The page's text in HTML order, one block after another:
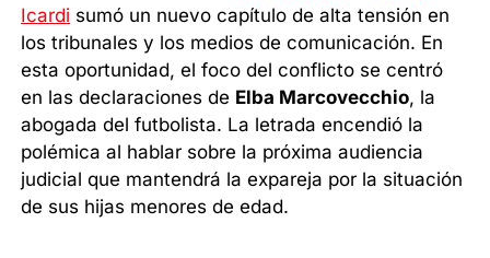
Icardi sumó un nuevo capítulo de alta tensión en
los tribunales y los medios de comunicación. En
esta oportunidad, el foco del conflicto se centró
en las declaraciones de Elba Marcovecchio, la
abogada del futbolista. La letrada encendió la
polémica al hablar sobre la próxima audiencia
judicial que mantendrá la expareja por la situación
de sus hijas menores de edad.